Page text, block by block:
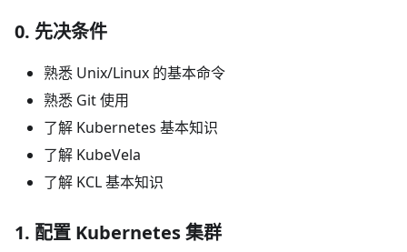
0. 先决条件
熟悉 Unix/Linux 的基本命令
熟悉 Git 使用
了解 Kubernetes 基本知识
了解 KubeVela
了解 KCL 基本知识
1. 配置 Kubernetes 集群